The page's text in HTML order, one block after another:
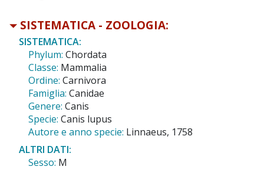
SISTEMATICA - ZOOLOGIA:
SISTEMATICA:
Phylum: Chordata
Classe: Mammalia
Ordine: Carnivora
Famiglia: Canidae
Genere: Canis
Specie: Canis lupus
Autore e anno specie: Linnaeus, 1758
ALTRI DATI:
Sesso: M